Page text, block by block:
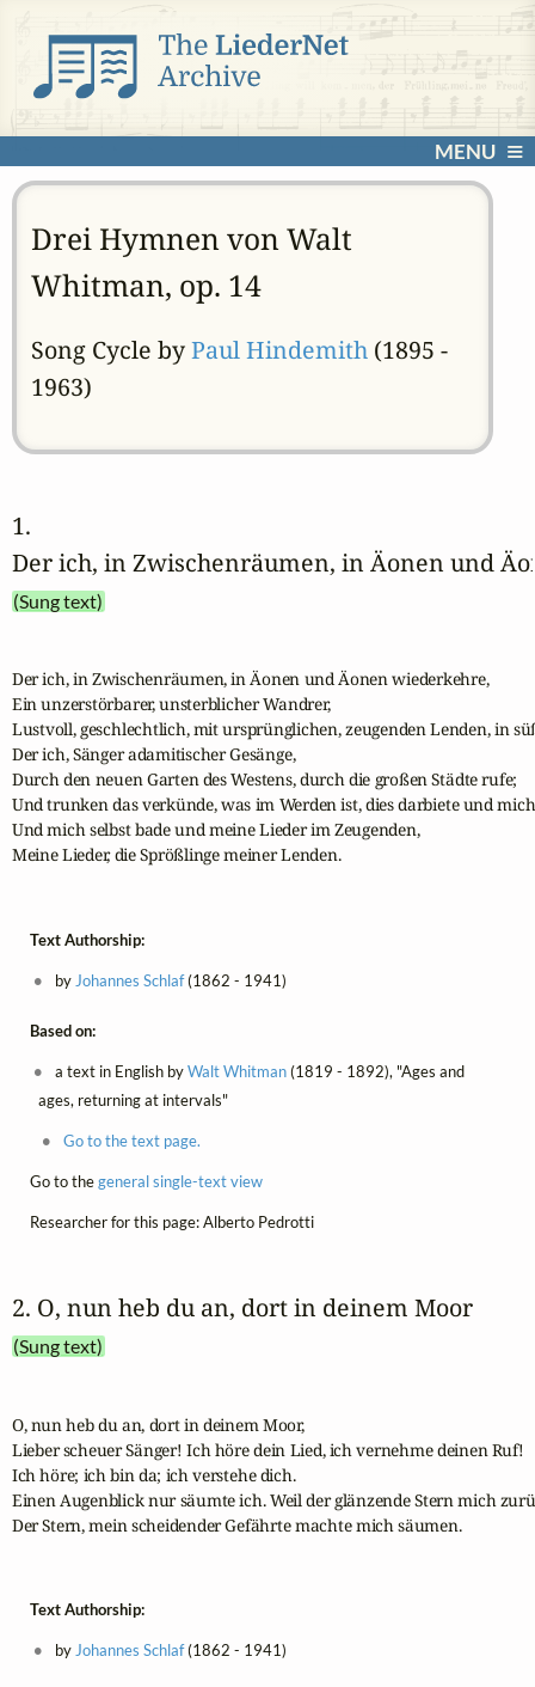
MENU
Drei Hymnen von Walt
Whitman, op. 14
Song Cycle byPaul Hindemith(1895 -
1963)
1.
Der ich, in Zwischenräumen, in Äonen und
(Sung text)
Der ich, in Zwischenräumen, in Äonen und Äonen wiederkehre,
Ein unzerstörbarer, unsterblicher Wandrer,
Lustvoll, geschlechtlich, mit ursprünglichen, zeugenden Lenden, in
Der ich, Sänger adamitischer Gesänge,
Durch den neuen Garten des Westens, durch die großen Städte rufe;
Und trunken das verkünde, was im Werden ist, dies darbiete und
Und mich selbst bade und meine Lieder im Zeugenden,
Meine Lieder, die Sprößlinge meiner Lenden.
Text Authorship:
by Johannes Schlaf(1862 - 1941)
Based on:
a text in English byWalt Whitman(1819 - 1892), "Ages and
ages, returning at intervals"
Go to the text page.
Go to thegeneral single-text view
Researcher for this page: Alberto Pedrotti
2. O, nun heb du an, dort in deinem Moor
(Sung text)
O, nun heb du an, dort in deinem Moor,
Lieber scheuer Sänger! Ich höre dein Lied, ich vernehme deinen Ruf!
Ich höre; ich bin da; ich verstehe dich.
Einen Augenblick nur säumte ich. Weil der glänzende Stern mich
Der Stern, mein scheidender Gefährte machte mich säumen.
Text Authorship:
by Johannes Schlaf(1862 - 1941)